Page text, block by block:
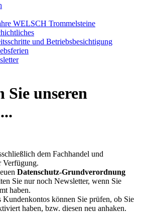
WELSCH Trommelsteine
und Betriebsbesichtigung
Sie unseren
dem Fachhandel und
Verfügung.
Datenschutz-Grundverordnung
Sie nur noch Newsletter, wenn Sie
haben.
können Sie prüfen, ob Sie
haben, bzw. diesen neu anhaken.